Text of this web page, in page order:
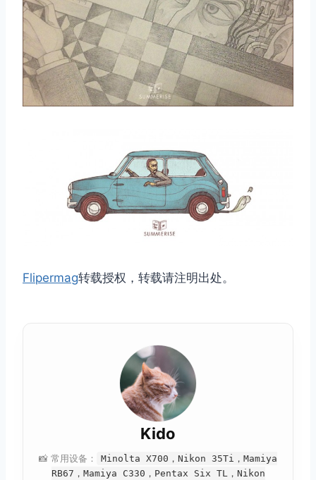
Flipermag转载授权，转载请注明出处。
Kido
📸 常用设备：
Minolta X700，Nikon 35Ti，Mamiya
RB67，Mamiya C330，Pentax Six TL，Nikon
取消 搜索